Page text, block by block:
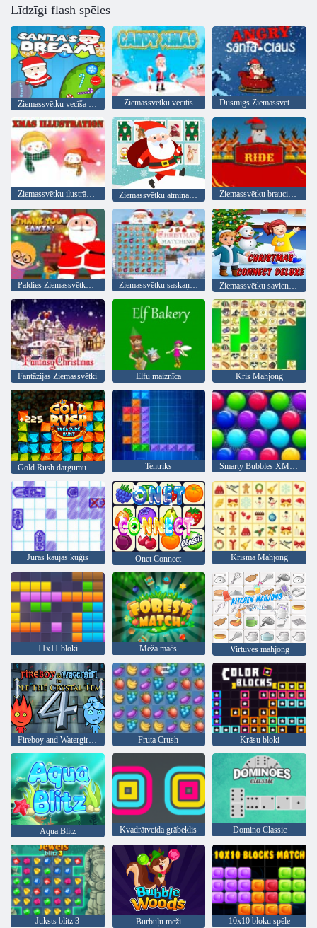
Līdzīgi flash spēles
Ziemassvētku vecīša sapnis Ziemassvētku vecītis Dusmīgs Ziemassvētku vecītis
Ziemassvētku ilustrācija Ziemassvētku atmiņas kartes Ziemassvētku brauciens
Paldies Ziemassvētku vecītim Ziemassvētku saskaņošana Ziemassvētku savienot luksusa
Fantāzijas Ziemassvētki Elfu maiznīca Kris Mahjong
Tentriks Smarty Bubbles XMas Edition
Jūras kaujas kuģis Onet Connect Krisma Mahjong
11x11 bloki Meža mačs Virtuves mahjong
Fireboy and Watergirl 4: Kristāla templis Fruta Crush Krāsu bloki
Aqua Blitz Kvadrātveida grābeklis Domino Classic
Juksts blitz 3 Burbuļu meži 10x10 bloku spēle